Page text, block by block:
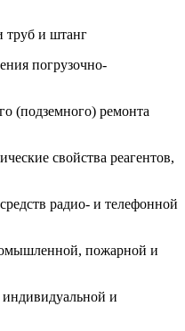
труб и штанг
погрузочно-
(подземного) ремонта
свойства реагентов,
радио- и телефонной
пожарной и
и